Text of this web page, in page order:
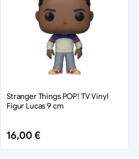
Stranger Things POP! TV Vinyl
Figur Lucas 9 cm
16,00 €